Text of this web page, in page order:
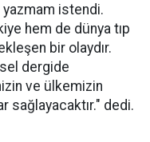
yazmam istendi.
hem de dünya tıp
bir olaydır.
dergide
ve ülkemizin
sağlayacaktır." dedi.